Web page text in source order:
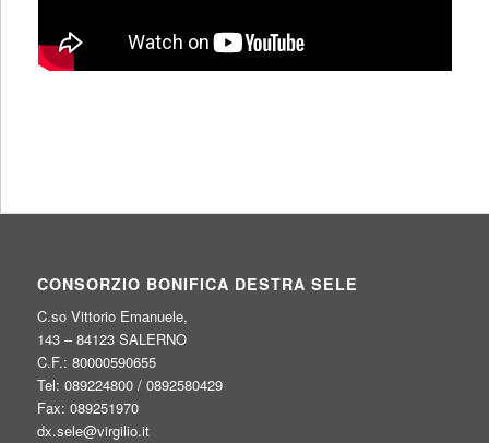
CONSORZIO BONIFICA DESTRA SELE
C.so Vittorio Emanuele,
143 – 84123 SALERNO
C.F.: 80000590655
Tel: 089224800 / 0892580429
Fax: 089251970
dx.sele@virgilio.it